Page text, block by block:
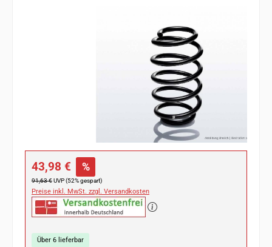
Verkaufspreis:
43,98 € %
Regulärer Preis:
91,63 €UVP (52% gespart)
Preise inkl. MwSt. zzgl. Versandkosten
Über 6 lieferbar